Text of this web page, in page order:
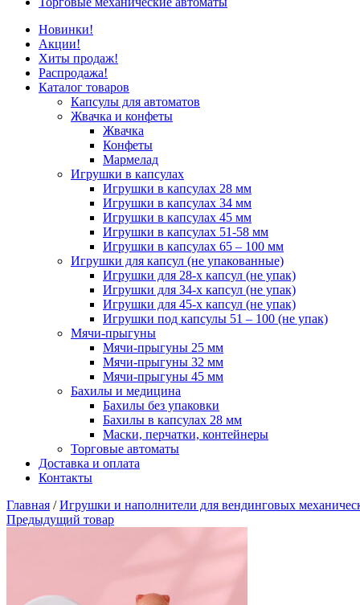
Новинки!
Акции!
Хиты продаж!
Распродажа!
Каталог товаров
Капсулы для автоматов
Жвачка и конфеты
Жвачка
Конфеты
Мармелад
Игрушки в капсулах
Игрушки в капсулах 28 мм
Игрушки в капсулах 34 мм
Игрушки в капсулах 45 мм
Игрушки в капсулах 51-58 мм
Игрушки в капсулах 65 – 100 мм
Игрушки для капсул (не упакованные)
Игрушки для 28-х капсул (не упак)
Игрушки для 34-х капсул (не упак)
Игрушки для 45-х капсул (не упак)
Игрушки под капсулы 51 – 100 (не упак)
Мячи-прыгуны
Мячи-прыгуны 25 мм
Мячи-прыгуны 32 мм
Мячи-прыгуны 45 мм
Бахилы и медицина
Бахилы без упаковки
Бахилы в капсулах 28 мм
Маски, перчатки, контейнеры
Торговые автоматы
Доставка и оплата
Контакты
Главная /Игрушки и наполнители для вендинговых
Предыдущий товар